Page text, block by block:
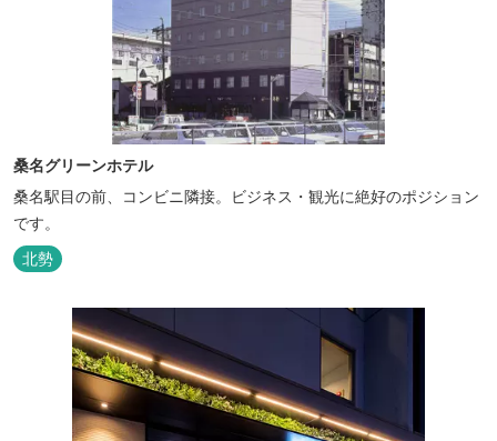
桑名グリーンホテル
桑名駅目の前、コンビニ隣接。ビジネス・観光に絶好のポジション
です。
北勢